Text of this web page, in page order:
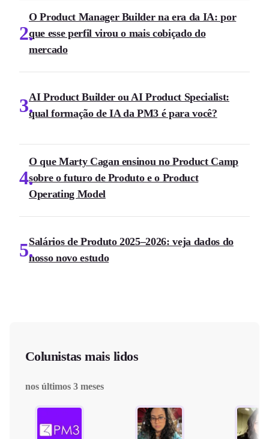
2
O Product Manager Builder na era da IA: por
que esse perfil virou o mais cobiçado do
mercado
3AI Product Builder ou AI Product Specialist:
qual formação de IA da PM3 é para você?
4
O que Marty Cagan ensinou no Product Camp
sobre o futuro de Produto e o Product
Operating Model
5Salários de Produto 2025–2026: veja dados do
nosso novo estudo
Colunistas mais lidos
nos últimos 3 meses